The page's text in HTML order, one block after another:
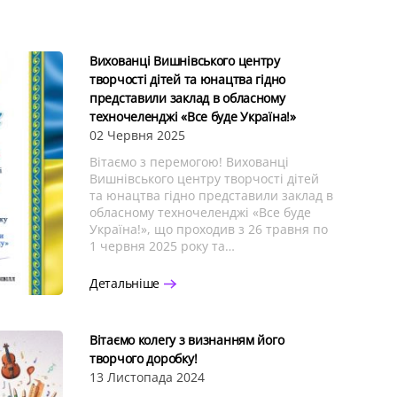
Вихованці Вишнівського центру
творчості дітей та юнацтва гідно
представили заклад в обласному
техночеленджі «Все буде Україна!»
02 Червня 2025
Вітаємо з перемогою! Вихованці
Вишнівського центру творчості дітей
та юнацтва гідно представили заклад в
обласному техночеленджі «Все буде
Україна!», що проходив з 26 травня по
1 червня 2025 року та…
Детальніше
Вітаємо колегу з визнанням його
творчого доробку!
13 Листопада 2024